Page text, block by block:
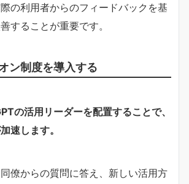
の利用者からのフィードバックを基
することが重要です。
ン制度を導入する
の活用リーダーを配置することで、
速します。
僚からの質問に答え、新しい活用方